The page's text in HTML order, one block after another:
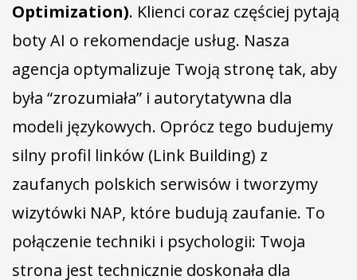
Optimization). Klienci coraz częściej pytają
boty AI o rekomendacje usług. Nasza
agencja optymalizuje Twoją stronę tak, aby
była “zrozumiała” i autorytatywna dla
modeli językowych. Oprócz tego budujemy
silny profil linków (Link Building) z
zaufanych polskich serwisów i tworzymy
wizytówki NAP, które budują zaufanie. To
połączenie techniki i psychologii: Twoja
strona jest technicznie doskonała dla